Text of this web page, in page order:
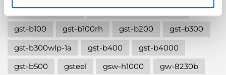
gshock sportowy
gshock z termometrem
gst-b100
gst-b100rh gst-b200
gst-b300
gst-b300wlp-1a
gst-b400
gst-b4000
gst-b500
gsteel gsw-h1000
gw-8230b